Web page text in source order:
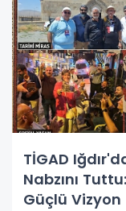
TİGAD
Nabzını
Güçlü Vizyon